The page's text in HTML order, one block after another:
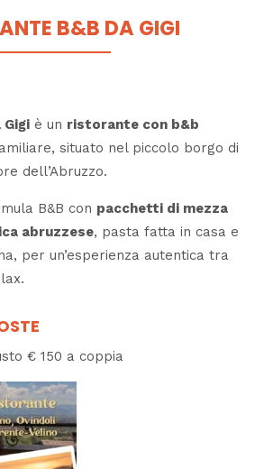
B&B DA GIGI
Gigi è un ristorante con b&b
situato nel piccolo borgo di
dell’Abruzzo.
B&B con pacchetti di mezza
abruzzese, pasta fatta in casa e
per un’esperienza autentica tra
€ 150 a coppia